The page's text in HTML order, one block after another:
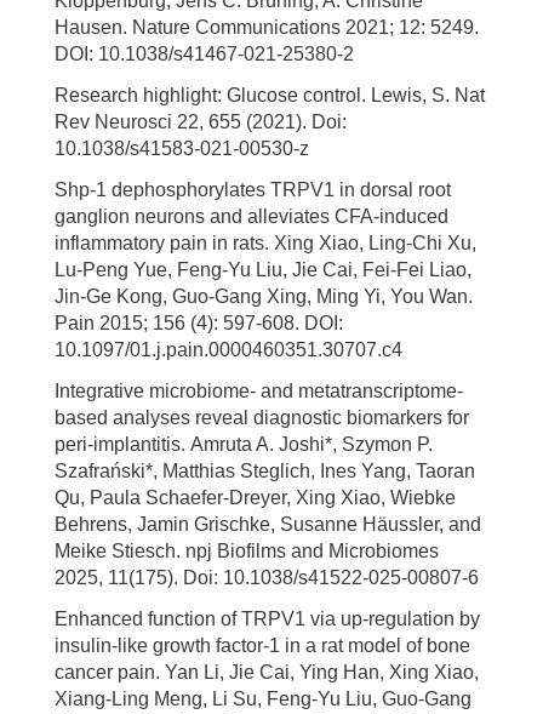
Hausen. Nature Communications 2021; 12: 5249.
DOI: 10.1038/s41467-021-25380-2
Research highlight: Glucose control. Lewis, S. Nat
Rev Neurosci 22, 655 (2021). Doi:
10.1038/s41583-021-00530-z
Shp-1 dephosphorylates TRPV1 in dorsal root
ganglion neurons and alleviates CFA-induced
inflammatory pain in rats. Xing Xiao, Ling-Chi Xu,
Lu-Peng Yue, Feng-Yu Liu, Jie Cai, Fei-Fei Liao,
Jin-Ge Kong, Guo-Gang Xing, Ming Yi, You Wan.
Pain 2015; 156 (4): 597-608. DOI:
10.1097/01.j.pain.0000460351.30707.c4
Integrative microbiome- and metatranscriptome-
based analyses reveal diagnostic biomarkers for
peri-implantitis. Amruta A. Joshi*, Szymon P.
Szafrański*, Matthias Steglich, Ines Yang, Taoran
Qu, Paula Schaefer-Dreyer, Xing Xiao, Wiebke
Behrens, Jamin Grischke, Susanne Häussler, and
Meike Stiesch. npj Biofilms and Microbiomes
2025, 11(175). Doi: 10.1038/s41522-025-00807-6
Enhanced function of TRPV1 via up-regulation by
insulin-like growth factor-1 in a rat model of bone
cancer pain. Yan Li, Jie Cai, Ying Han, Xing Xiao,
Xiang-Ling Meng, Li Su, Feng-Yu Liu, Guo-Gang